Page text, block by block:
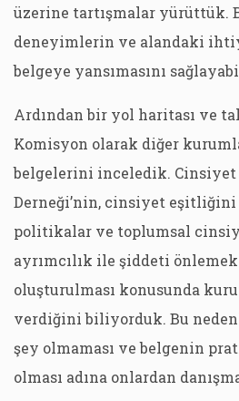
üzerine tartışmalar yürüttük.
deneyimlerin ve alandaki
belgeye yansımasını
Ardından bir yol haritası ve
Komisyon olarak diğer
belgelerini inceledik.
Derneği’nin, cinsiyet
politikalar ve toplumsal
ayrımcılık ile şiddeti
oluşturulması konusunda
verdiğini biliyorduk. Bu
şey olmaması ve belgenin
olması adına onlardan